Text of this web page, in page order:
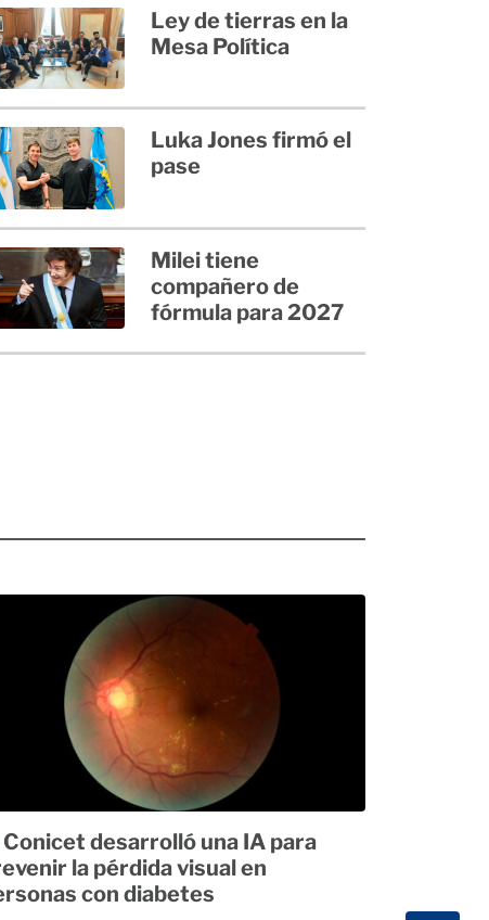
Ley de tierras en la
Mesa Política
Luka Jones firmó el
pase
Milei tiene
compañero de
fórmula para 2027
Conicet desarrolló una IA para
la pérdida visual en
con diabetes